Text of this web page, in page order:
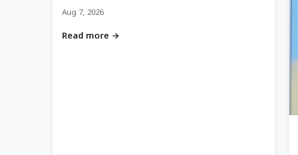
Aug 7, 2026
Read more →